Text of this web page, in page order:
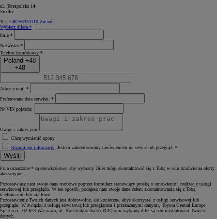
ul. Terespolska 14
Siedlce
Tel: +48256334110 Zmień
Wybierz dilera *
Imię *
Nazwisko *
Telefon komórkowy *
Poland +48
+48
Adres e-mail *
Preferowana data serwisu: *
Nr VIN pojazdu:
Uwagi i zakres prac
Chcę wymienić opony
Rozumiem informację. Jestem zainteresowany umówieniem na serwis lub przegląd. *
Wyślij
Pola oznaczone * są obowiązkowe, aby wybrany Diler mógł skontaktować się z Tobą w celu omówienia oferty
akcesoryjnej.
Pozostawiasz nam swoje dane osobowe poprzez formularz stanowiący prośbę o umówienie i realizację usługi
serwisowej lub przeglądu. W ten sposób, podajesz nam swoje dane celem skontaktowania się z Tobą
telefonicznie lub mailowo.
Pozostawienie Twoich danych jest dobrowolne, ale konieczne, abyś skorzystał z usługi serwisowej lub
przeglądu. W związku z usługą serwisową lub przeglądem i przekazanymi danymi, Toyota Central Europe
Sp. z o.o., 02-673 Warszawa, ul. Konstruktorska 5 (TCE) oraz wybrany diler są administratorami Twoich
danych.